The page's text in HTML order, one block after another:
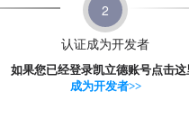
2
认证成为开发者
如果您已经登录凯立德账号点击这
成为开发者>>